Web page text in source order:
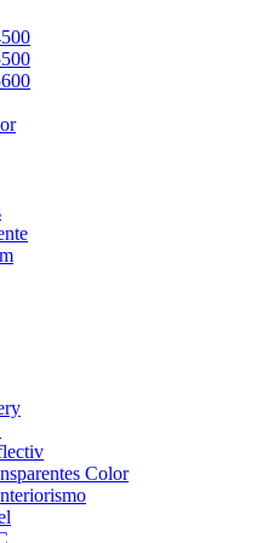
Color